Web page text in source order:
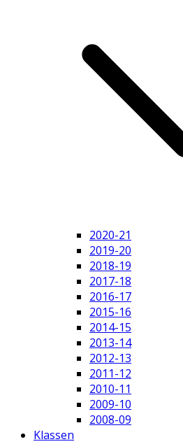
2020-21
2019-20
2018-19
2017-18
2016-17
2015-16
2014-15
2013-14
2012-13
2011-12
2010-11
2009-10
2008-09
Klassen